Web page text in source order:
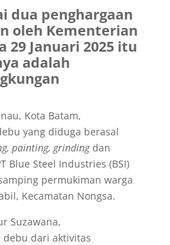
dua penghargaan
oleh Kementerian
29 Januari 2025 itu
adalah
Kota Batam,
yang diduga berasal
painting, grindingdan
Blue Steel Industries (BSI)
permukiman warga
Kecamatan Nongsa.
Suzawana,
debu dari aktivitas